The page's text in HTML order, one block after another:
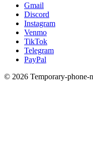
Gmail
Discord
Instagram
Venmo
TikTok
Telegram
PayPal
© 2026 Temporary-phone-